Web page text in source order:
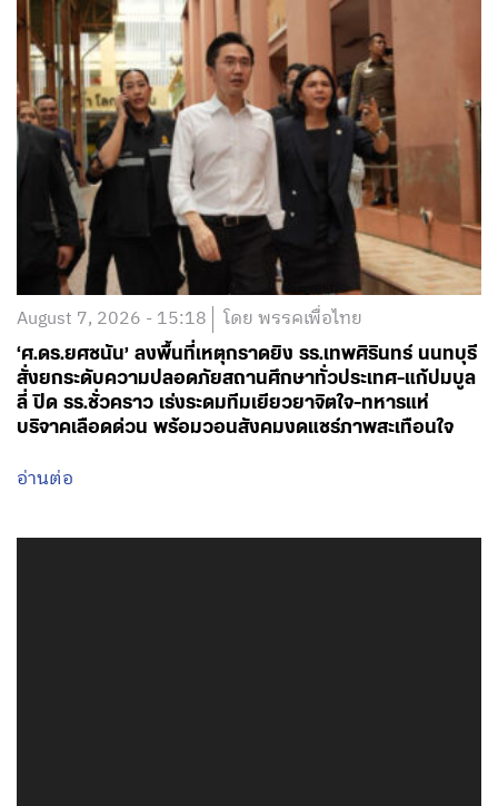
August 7, 2026 - 15:18 โดย พรรคเพื่อไทย
‘ศ.ดร.ยศชนัน’ ลงพื้นที่เหตุกราดยิง รร.เทพศิรินทร์ นนทบุรี
สั่งยกระดับความปลอดภัยสถานศึกษาทั่วประเทศ-แก้ปมบูล
ลี่ ปิด รร.ชั่วคราว เร่งระดมทีมเยียวยาจิตใจ-ทหารแห่
บริจาคเลือดด่วน พร้อมวอนสังคมงดแชร์ภาพสะเทือนใจ
อ่านต่อ